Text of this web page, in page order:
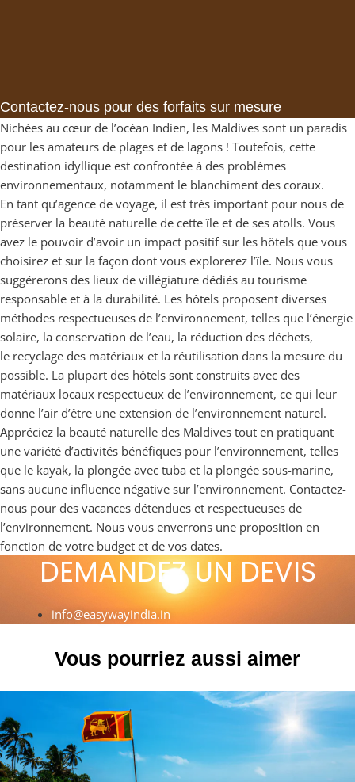
Contactez-nous pour des forfaits sur mesure
Nichées au cœur de l’océan Indien, les Maldives sont un paradis
pour les amateurs de plages et de lagons ! Toutefois, cette
destination idyllique est confrontée à des problèmes
environnementaux, notamment le blanchiment des coraux.
En tant qu’agence de voyage, il est très important pour nous de
préserver la beauté naturelle de cette île et de ses atolls. Vous
avez le pouvoir d’avoir un impact positif sur les hôtels que vous
choisirez et sur la façon dont vous explorerez l’île. Nous vous
suggérerons des lieux de villégiature dédiés au tourisme
responsable et à la durabilité. Les hôtels proposent diverses
méthodes respectueuses de l’environnement, telles que l’énergie
solaire, la conservation de l’eau, la réduction des déchets,
le recyclage des matériaux et la réutilisation dans la mesure du
possible. La plupart des hôtels sont construits avec des
matériaux locaux respectueux de l’environnement, ce qui leur
donne l’air d’être une extension de l’environnement naturel.
Appréciez la beauté naturelle des Maldives tout en pratiquant
une variété d’activités bénéfiques pour l’environnement, telles
que le kayak, la plongée avec tuba et la plongée sous-marine,
sans aucune influence négative sur l’environnement. Contactez-
nous pour des vacances détendues et respectueuses de
l’environnement. Nous vous enverrons une proposition en
fonction de votre budget et de vos dates.
DEMANDEZ UN DEVIS
info@easywayindia.in
Vous pourriez aussi aimer